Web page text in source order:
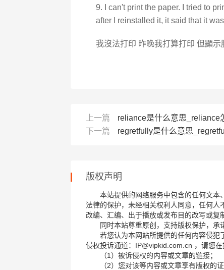
9. I can't print the paper. I tried to
after I reinstalled it, it said that it
我沒法打印 昨晚我打算打印 但顯
上一篇
reliance是什么意思_reliance
下一篇
regretfully是什么意思
版权声明
本站提供的网络服务中包含的任何文本
法律的保护，未经相关权利人同意，任何人
改编、汇编、出于播放或发布目的改写或复
同时本站尊重原创，支持版权保护，承
若您认为本网站所提供的任何内容侵犯
侵权投诉通道：IP@vipkid.com.cn ，请您在
（1）被诉侵权的内容或文章的链接；
（2）您对该等内容或文章享有版权的证